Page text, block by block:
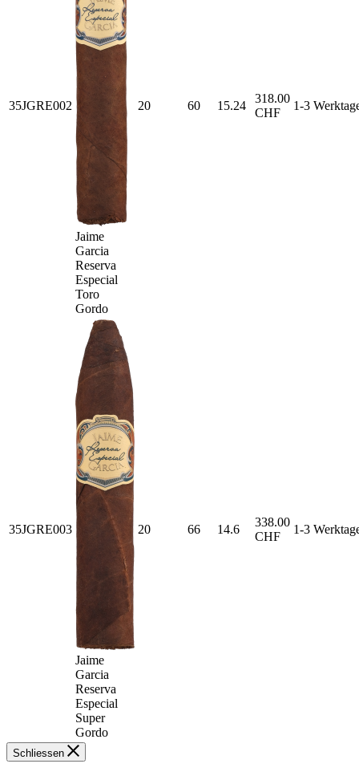
35JGRE002
Jaime
Garcia
Reserva
Especial
Toro
Gordo
20 60 15.24
318.00
CHF
1-3
35JGRE003
Jaime
Garcia
Reserva
Especial
Super
Gordo
20 66 14.6
338.00
CHF
1-3
Schliessen